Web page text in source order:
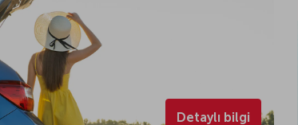
Detaylı bilgi